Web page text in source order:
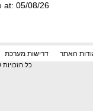
at: 05/08/26
האתר
כל